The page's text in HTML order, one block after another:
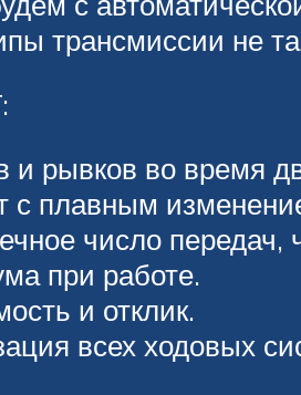
трансмиссии не
и рывков во время
с плавным
число
при работе.
и отклик.
всех ходовых